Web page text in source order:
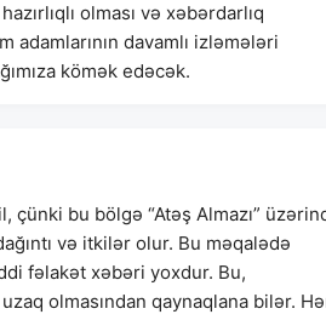
olması və xəbərdarlıq
davamlı izləmələri
kömək edəcək.
çünki bu bölgə “Atəş Almazı”
və itkilər olur. Bu məqalədə
fəlakət xəbəri yoxdur. Bu,
olmasından qaynaqlana bilər.